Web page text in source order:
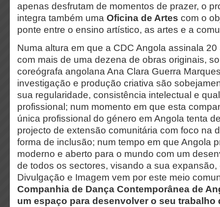
apenas desfrutam de momentos de prazer, o
integra também uma Oficina de Artes com o
ponte entre o ensino artístico, as artes e a
Numa altura em que a CDC Angola assinala
com mais de uma dezena de obras originais,
coreógrafa angolana Ana Clara Guerra
investigação e produção criativa são
sua regularidade, consistência intelectual e
profissional; num momento em que esta
única profissional do género em Angola tenta
projecto de extensão comunitária com foco na
forma de inclusão; num tempo em que Angola
moderno e aberto para o mundo com um
de todos os sectores, visando a sua expansão,
Divulgação e Imagem vem por este meio
Companhia de Dança Contemporânea de
um espaço para desenvolver o seu trabalho